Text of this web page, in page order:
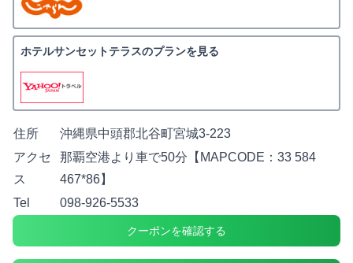
ホテルサンセットテラスのプランを見る
住所
沖縄県中頭郡北谷町宮城3-223
アクセ
ス
那覇空港より車で50分【MAPCODE：33 584
467*86】
Tel
098-926-5533
クーポンを確認する